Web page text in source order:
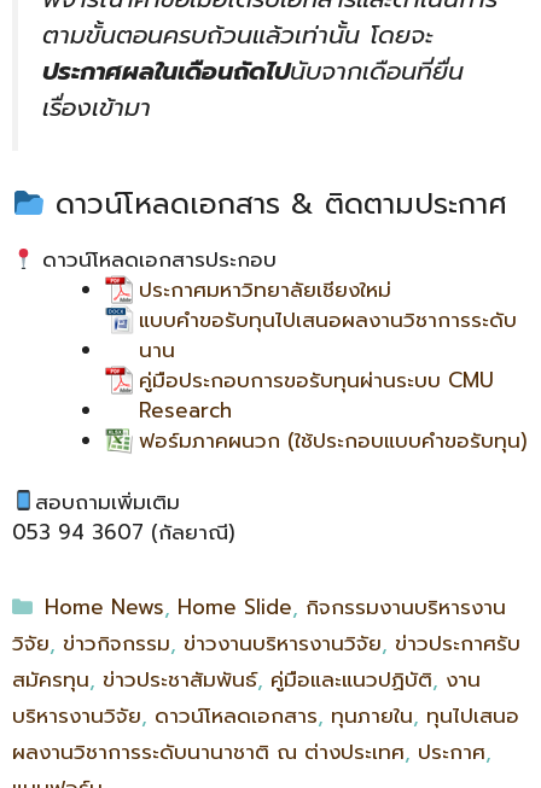
ตามขั้นตอนครบถ้วนแล้วเท่านั้น โดยจะ
ประกาศผลในเดือนถัดไปนับจากเดือนที่ยื่น
เรื่องเข้ามา
ดาวน์โหลดเอกสาร & ติดตามประกาศ
ดาวน์โหลดเอกสารประกอบ
ประกาศมหาวิทยาลัยเชียงใหม่
แบบคำขอรับทุนไปเสนอผลงานวิชาการระดับ
นาน
คู่มือประกอบการขอรับทุนผ่านระบบ CMU
Research
ฟอร์มภาคผนวก (ใช้ประกอบแบบคำขอรับทุน)
สอบถามเพิ่มเติม
053 94 3607 (กัลยาณี)
Home News, Home Slide, กิจกรรมงานบริหารงาน
วิจัย, ข่าวกิจกรรม, ข่าวงานบริหารงานวิจัย, ข่าวประกาศรับ
สมัครทุน, ข่าวประชาสัมพันธ์, คู่มือและแนวปฏิบัติ, งาน
บริหารงานวิจัย, ดาวน์โหลดเอกสาร, ทุนภายใน, ทุนไปเสนอ
ผลงานวิชาการระดับนานาชาติ ณ ต่างประเทศ, ประกาศ,